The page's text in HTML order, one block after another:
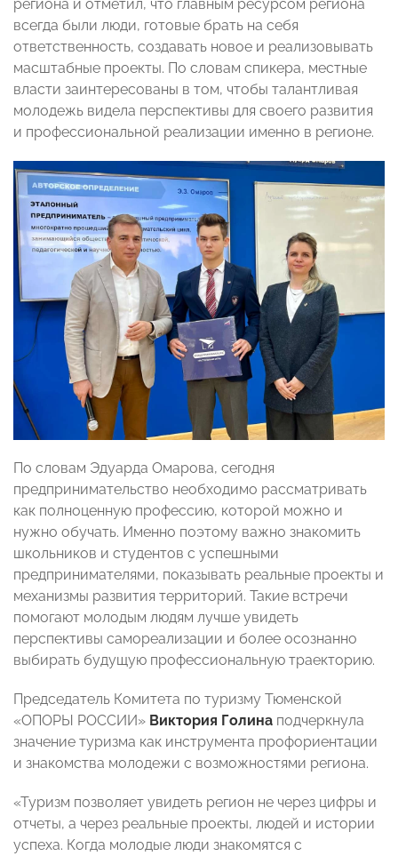
региона и отметил, что главным ресурсом региона
всегда были люди, готовые брать на себя
ответственность, создавать новое и реализовывать
масштабные проекты. По словам спикера, местные
власти заинтересованы в том, чтобы талантливая
молодежь видела перспективы для своего развития
и профессиональной реализации именно в регионе.
По словам Эдуарда Омарова, сегодня
предпринимательство необходимо рассматривать
как полноценную профессию, которой можно и
нужно обучать. Именно поэтому важно знакомить
школьников и студентов с успешными
предпринимателями, показывать реальные проекты и
механизмы развития территорий. Такие встречи
помогают молодым людям лучше увидеть
перспективы самореализации и более осознанно
выбирать будущую профессиональную траекторию.
Председатель Комитета по туризму Тюменской
«ОПОРЫ РОССИИ» Виктория Голина подчеркнула
значение туризма как инструмента профориентации
и знакомства молодежи с возможностями региона.
«Туризм позволяет увидеть регион не через цифры и
отчеты, а через реальные проекты, людей и истории
успеха. Когда молодые люди знакомятся с